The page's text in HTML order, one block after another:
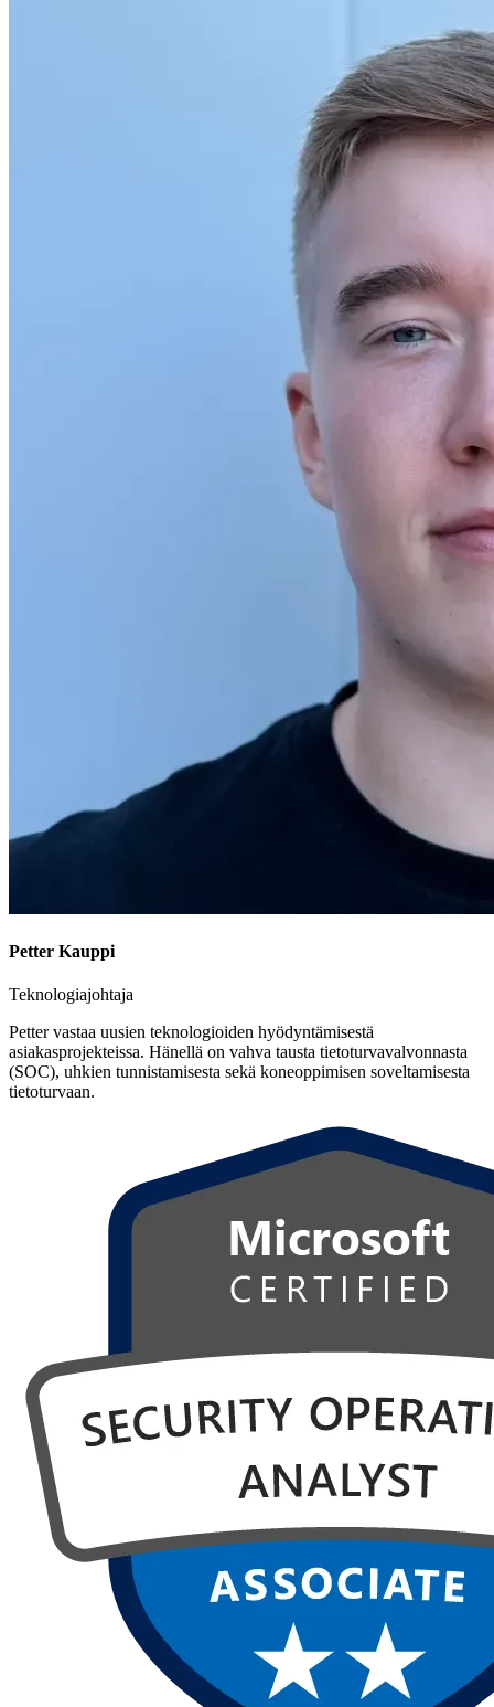
Petter Kauppi
Teknologiajohtaja
Petter vastaa uusien teknologioiden hyödyntämisestä
asiakasprojekteissa. Hänellä on vahva tausta tietoturvavalvonnasta
(SOC), uhkien tunnistamisesta sekä koneoppimisen soveltamisesta
tietoturvaan.